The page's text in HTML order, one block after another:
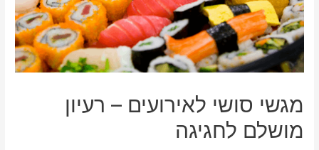
מגשי סושי לאירועים – רעיון
מושלם לחגיגה